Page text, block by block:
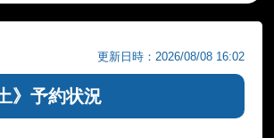
更新日時：2026/08/08 16:02
》予約状況